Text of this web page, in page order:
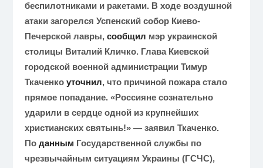
беспилотниками и ракетами. В ходе воздушной
атаки загорелся Успенский собор Киево-
Печерской лавры, сообщил мэр украинской
столицы Виталий Кличко. Глава Киевской
городской военной администрации Тимур
Ткаченко уточнил, что причиной пожара стало
прямое попадание. «Россияне сознательно
ударили в сердце одной из крупнейших
христианских святынь!» — заявил Ткаченко.
По данным Государственной службы по
чрезвычайным ситуациям Украины (ГСЧС),